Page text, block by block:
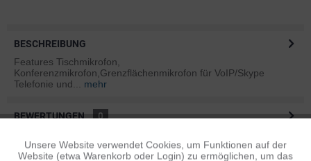
BESCHREIBUNG
Features Tischmikrofon,
Konferenzmikrofon,Grenzflächenmikrofon für VoIP/Skype
Telefonie und...
mehr
BEWERTUNGEN
0
Funktionale Aktiv
Unsere Website verwendet Cookies, um Funktionen auf der
Website (etwa Warenkorb oder Login) zu ermöglichen, um das